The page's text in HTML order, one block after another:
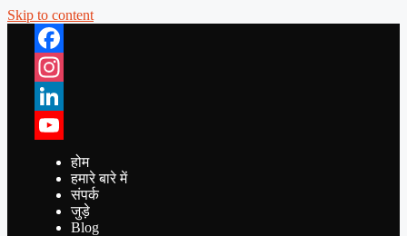
Skip to content
Facebook
Instagram
LinkedIn
YouTube
होम
हमारे बारे में
संपर्क
जुड़े
Blog